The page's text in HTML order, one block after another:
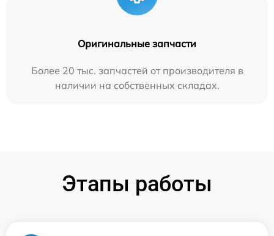
Оригинальные запчасти
Более 20 тыс. запчастей от производителя в
наличии на собственных складах.
Этапы работы